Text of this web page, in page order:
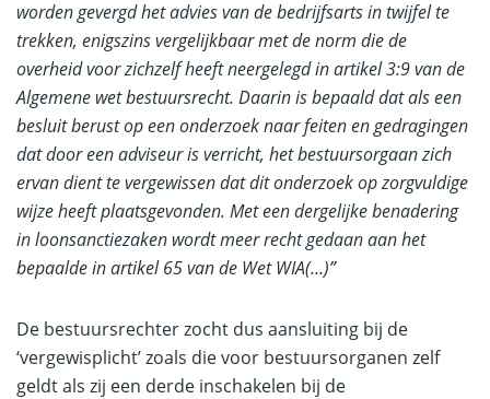
worden gevergd het advies van de bedrijfsarts in twijfel te
trekken, enigszins vergelijkbaar met de norm die de
overheid voor zichzelf heeft neergelegd in artikel 3:9 van de
Algemene wet bestuursrecht. Daarin is bepaald dat als een
besluit berust op een onderzoek naar feiten en gedragingen
dat door een adviseur is verricht, het bestuursorgaan zich
ervan dient te vergewissen dat dit onderzoek op zorgvuldige
wijze heeft plaatsgevonden. Met een dergelijke benadering
in loonsanctiezaken wordt meer recht gedaan aan het
bepaalde in artikel 65 van de Wet WIA(…)”
De bestuursrechter zocht dus aansluiting bij de
‘vergewisplicht’ zoals die voor bestuursorganen zelf
geldt als zij een derde inschakelen bij de